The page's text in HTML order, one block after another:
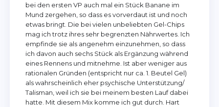
bei den ersten VP auch mal ein Stück Banane im
Mund zergehen, so dass es vorverdaut ist und noch
etwas bringt. Die bei vielen unbeliebten Gel-Chips
mag ich trotz ihres sehr begrenzten Nährwertes. Ich
empfinde sie als angenehm einzunehmen, so dass
ich davon auch sechs Stück als Ergänzung während
eines Rennens und mitnehme. Ist aber weniger aus
rationalen Gründen (entspricht nur ca. 1. Beutel Gel)
als wahrscheinlich eher psychische Unterstützung/
Talisman, weil ich sie bei meinem besten Lauf dabei
hatte. Mit diesem Mix komme ich gut durch. Hart